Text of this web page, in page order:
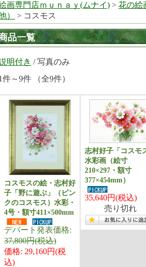
画専門店ｍｕｎａｙ(ムナイ) > 花の絵
）
> コスモス
品一覧
明付き / 写真のみ
件～9件 （全9件）
コスモスの絵・志村好
子「野に遊ぶ」（ピン
クのコスモス）水彩・
4号・額寸411×500mm
デパート発表価格:
37,800円(税込)
価格: 29,160円(税
込)
志村好子「コスモ
水彩画（絵寸
210×297・額寸
377×454mm）
35,640円(税込)
売り切れ